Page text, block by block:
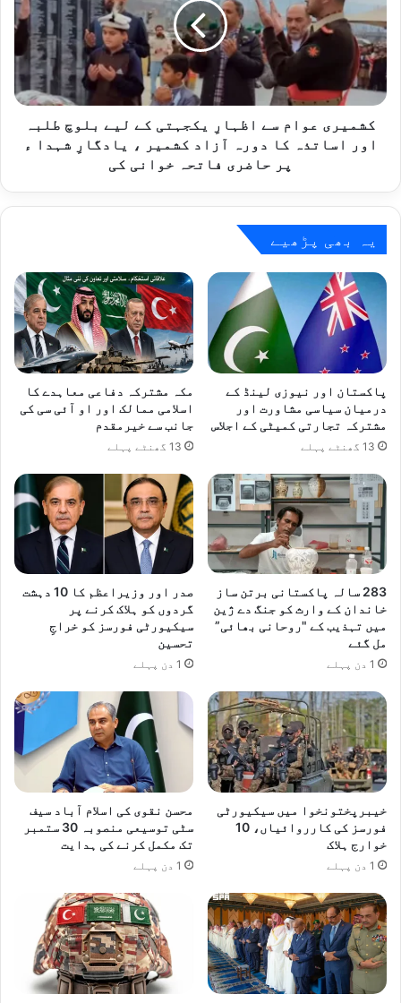
اظہارِ
یکجہتی
کے
لیے
بلوچ
طلبہ
اور
اساتذہ
یادگارِ
شہدا
حاضری
فاتحہ
خوانی
کی
کشمیری عوام سے اظہارِ یکجہتی کے لیے بلوچ طلبہ
اور اساتذہ کا دورہ آزاد کشمیر ، یادگارِ شہدا ء
پر حاضری فاتحہ خوانی کی
یہ بھی پڑھیے
پاکستان اور نیوزی لینڈ کے
درمیان سیاسی مشاورت اور
مشترکہ تجارتی کمیٹی کے اجلاس
13 گھنٹے پہلے
مکہ مشترکہ دفاعی معاہدے کا
اسلامی ممالک اور او آئی سی کی
جانب سے خیرمقدم
13 گھنٹے پہلے
283 سالہ پاکستانی برتن ساز
خاندان کے وارث کو جنگ دے ژین
میں تہذیب کے "روحانی بھائی”
مل گئے
1 دن پہلے
صدر اور وزیراعظم کا 10 دہشت
گردوں کو ہلاک کرنے پر
سیکیورٹی فورسز کو خراجِ
تحسین
1 دن پہلے
خیبرپختونخوا میں سیکیورٹی
فورسز کی کارروائیاں، 10
خوارج ہلاک
1 دن پہلے
محسن نقوی کی اسلام آباد سیف
سٹی توسیعی منصوبہ 30 ستمبر
تک مکمل کرنے کی ہدایت
1 دن پہلے